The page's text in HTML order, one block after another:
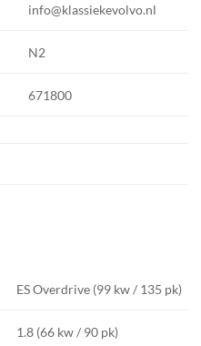
info@klassiekevolvo.nl
N2
671800
ES Overdrive (99 kw / 135 pk)
1.8 (66 kw / 90 pk)